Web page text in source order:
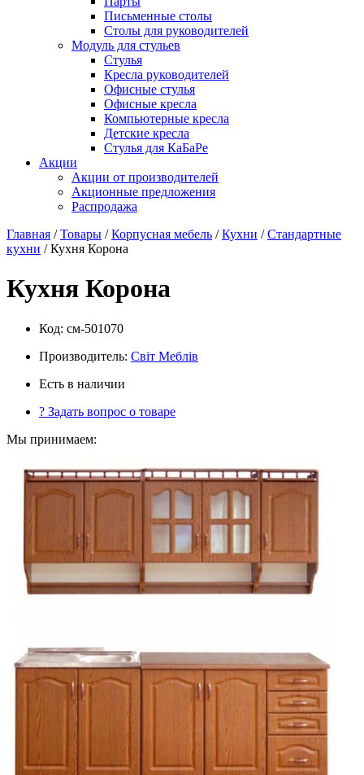
Письменные столы
Столы для руководителей
Модуль для стульев
Стулья
Кресла руководителей
Офисные стулья
Офисные кресла
Компьютерные кресла
Детские кресла
Стулья для КаБаРе
Акции
Акции от производителей
Акционные предложения
Распродажа
Главная /Товары /Корпусная мебель /Кухни /Стандартные
кухни / Кухня Корона
Кухня Корона
Код: см-501070
Производитель: Свiт Меблiв
Есть в наличии
? Задать вопрос о товаре
Мы принимаем: